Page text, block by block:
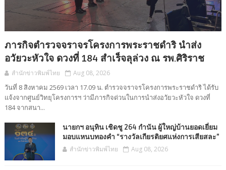
ภารกิจตำรวจจราจรโครงการพระราชดำริ นำส่ง
อวัยวะหัวใจ ดวงที่ 184 สำเร็จลุล่วง ณ รพ.ศิริราช
สำนักข่าวพิมพ์ไทย Aug 08, 2026
วันที่ 8 สิงหาคม 2569 เวลา 17.09 น. ตำรวจจราจรโครงการพระราชดำริ ได้รับ
แจ้งจากศูนย์วิทยุโครงการฯ ว่ามีภารกิจด่วนในการนำส่งอวัยวะหัวใจ ดวงที่
184 จากสนา...
นายกฯ อนุทิน เชิดชู 264 กำนัน ผู้ใหญ่บ้านยอดเยี่ยม
มอบแหนบทองคำ “รางวัลเกียรติยศแห่งการเสียสละ”
สำนักข่าวพิมพ์ไทย
Aug 08, 2026